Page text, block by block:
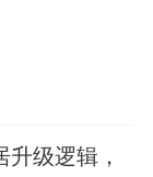
级逻辑，